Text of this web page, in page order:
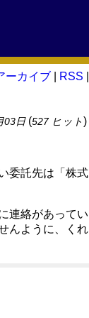
ーカイブ RSS
03日(527 ヒット)
委託先は「株式
連絡があってい
んように、くれ